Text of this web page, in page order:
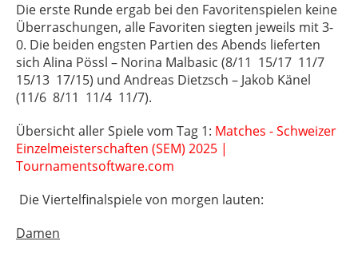
Die erste Runde ergab bei den Favoritenspielen keine
Überraschungen, alle Favoriten siegten jeweils mit 3-
0. Die beiden engsten Partien des Abends lieferten
sich Alina Pössl – Norina Malbasic (8/11 15/17 11/7
15/13 17/15) und Andreas Dietzsch – Jakob Känel
(11/6 8/11 11/4 11/7).
Übersicht aller Spiele vom Tag 1: Matches - Schweizer
Einzelmeisterschaften (SEM) 2025 |
Tournamentsoftware.com
Die Viertelfinalspiele von morgen lauten:
Damen